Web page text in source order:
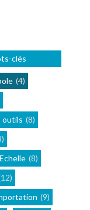
clés
(4)
outils (8)
Echelle (8)
(9)